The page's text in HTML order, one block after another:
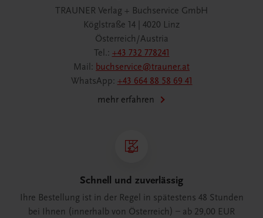
TRAUNER Verlag + Buchservice GmbH
Köglstraße 14 | 4020 Linz
Österreich/Austria
Tel.: +43 732 778241
Mail: buchservice@trauner.at
WhatsApp: +43 664 88 58 69 41
mehr erfahren
Schnell und zuverlässig
Ihre Bestellung ist in der Regel in spätestens 48 Stunden
bei Ihnen (innerhalb von Österreich) – ab 29,00 EUR